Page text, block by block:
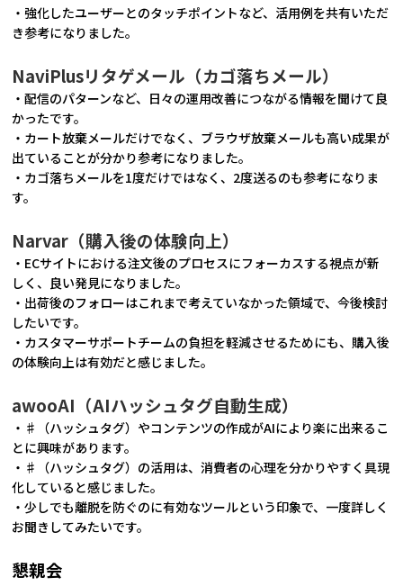
・強化したユーザーとのタッチポイントなど、活用例を共有いただ
き参考になりました。
NaviPlusリタゲメール（カゴ落ちメール）
・配信のパターンなど、日々の運用改善につながる情報を聞けて良
かったです。
・カート放棄メールだけでなく、ブラウザ放棄メールも高い成果が
出ていることが分かり参考になりました。
・カゴ落ちメールを1度だけではなく、2度送るのも参考になりま
す。
Narvar（購入後の体験向上）
・ECサイトにおける注文後のプロセスにフォーカスする視点が新
しく、良い発見になりました。
・出荷後のフォローはこれまで考えていなかった領域で、今後検討
したいです。
・カスタマーサポートチームの負担を軽減させるためにも、購入後
の体験向上は有効だと感じました。
awooAI（AIハッシュタグ自動生成）
・♯（ハッシュタグ）やコンテンツの作成がAIにより楽に出来るこ
とに興味があります。
・♯（ハッシュタグ）の活用は、消費者の⼼理を分かりやすく具現
化していると感じました。
・少しでも離脱を防ぐのに有効なツールという印象で、一度詳しく
お聞きしてみたいです。
懇親会